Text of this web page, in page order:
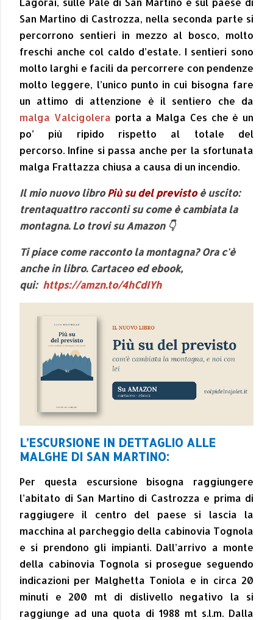
San Martino di Castrozza, nella seconda parte si
percorrono sentieri in mezzo al bosco, molto
freschi anche col caldo d’estate. I sentieri sono
molto larghi e facili da percorrere con pendenze
molto leggere, l’unico punto in cui bisogna fare
un attimo di attenzione è il sentiero che da
malga Valcigolera porta a Malga Ces che è un
po’ più ripido rispetto al totale del
percorso. Infine si passa anche per la sfortunata
malga Frattazza chiusa a causa di un incendio.
Il mio nuovo libroPiù su del previstoè uscito:
trentaquattro racconti su come è cambiata la
montagna. Lo trovi su Amazon 👇
Ti piace come racconto la montagna? Ora c'è
anche in libro. Cartaceo ed ebook,
qui: https://amzn.to/4hCdIYh
L’ESCURSIONE IN DETTAGLIO ALLE
MALGHE DI SAN MARTINO:
Per questa escursione bisogna raggiungere
l’abitato di San Martino di Castrozza e prima di
raggiugere il centro del paese si lascia la
macchina al parcheggio della cabinovia Tognola
e si prendono gli impianti. Dall’arrivo a monte
della cabinovia Tognola si prosegue seguendo
indicazioni per Malghetta Toniola e in circa 20
minuti e 200 mt di dislivello negativo la si
raggiunge ad una quota di 1988 mt s.l.m. Dalla